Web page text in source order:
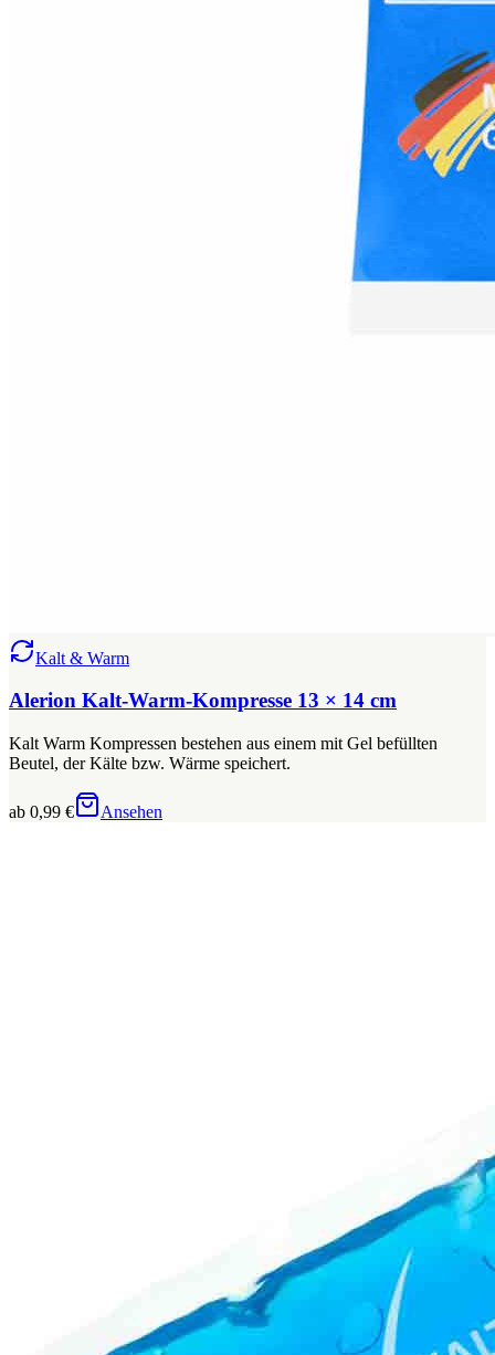
Kalt & Warm
Alerion Kalt-Warm-Kompresse 13 × 14 cm
Kalt Warm Kompressen bestehen aus einem mit Gel befüllten
Beutel, der Kälte bzw. Wärme speichert.
ab 0,99 € Ansehen